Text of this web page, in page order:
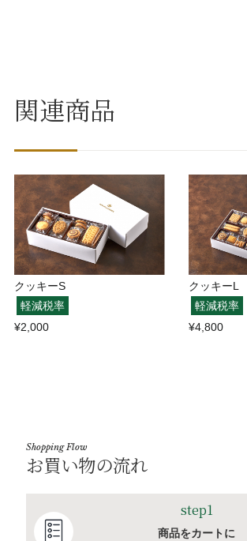
関連商品
クッキーS
軽減税率
¥2,000
クッキーL
軽減税率
¥4,800
Shopping Flow
お買い物の流れ
step1
商品をカートに